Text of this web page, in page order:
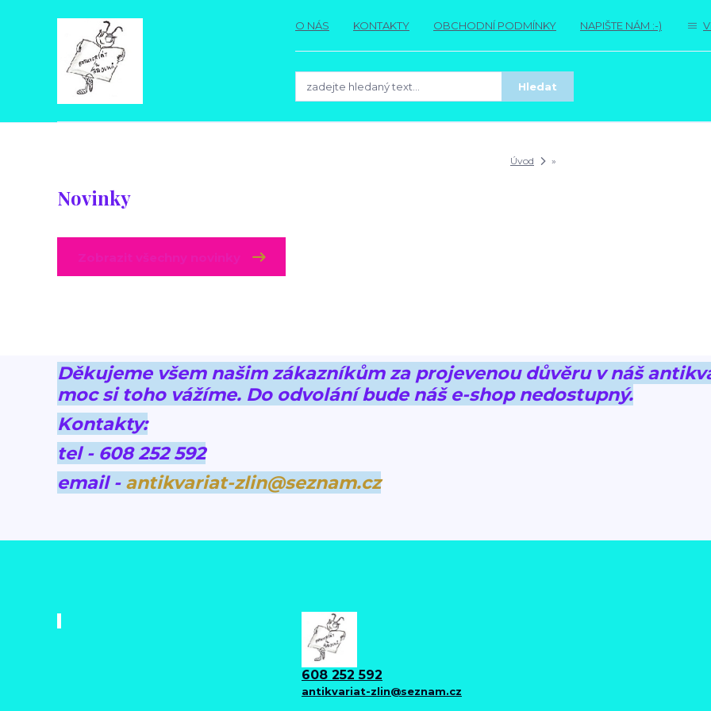
O NÁS KONTAKTY OBCHODNÍ PODMÍNKY NAPIŠTE NÁM :-)
Hledat
Úvod »
Novinky
Děkujeme všem našim zákazníkům za projevenou důvěru v náš
moc si toho vážíme. Do odvolání bude náš e-shop nedostupný.
Kontakty:
tel - 608 252 592
email - antikvariat-zlin@seznam.cz
608 252 592
antikvariat-zlin@seznam.cz